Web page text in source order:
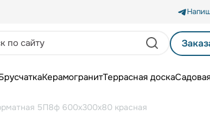
КерамогранитТеррасная доска
5П8ф 600x300x80 красная